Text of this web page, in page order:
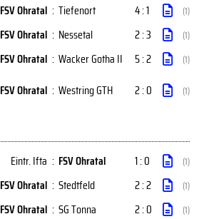
FSV Ohratal : Tiefenort 4 : 1 (1)
FSV Ohratal : Nessetal 2 : 3 (1)
FSV Ohratal : Wacker Gotha II 5 : 2 (1)
FSV Ohratal : Westring GTH 2 : 0 (1)
Eintr. Ifta : FSV Ohratal 1 : 0 (1)
FSV Ohratal : Stedtfeld 2 : 2 (1)
FSV Ohratal : SG Tonna 2 : 0 (1)